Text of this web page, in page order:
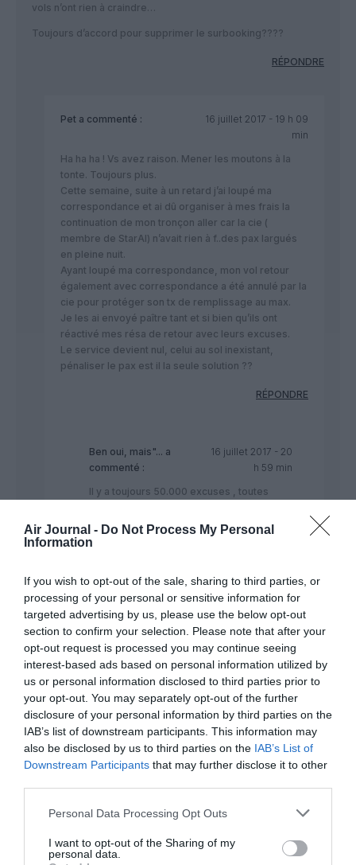
Air Journal - Do Not Process My Personal
Information
If you wish to opt-out of the sale, sharing to third parties, or
processing of your personal or sensitive information for
targeted advertising by us, please use the below opt-out
section to confirm your selection. Please note that after your
opt-out request is processed you may continue seeing
interest-based ads based on personal information utilized by
us or personal information disclosed to third parties prior to
your opt-out. You may separately opt-out of the further
disclosure of your personal information by third parties on the
IAB’s list of downstream participants. This information may
also be disclosed by us to third parties on the IAB’s List of
Downstream Participants that may further disclose it to other
Personal Data Processing Opt Outs
I want to opt-out of the Sharing of my
personal data.
vols n’ont rien à craindre…
Toujours d’accord pour supprimer le surbooking????
RÉPONDRE
Pet a commenté :
16 juillet 2017 - 19 h 09
min
Ha ha ha ! Vs avez raison. Mener les moutons à la
tonte. Toujours plus.
Cette semaine, suite à un retard j’ai loupé ma
correspondance et ai dû organiser à mes frais la
continuation de mon tronçon aller car la cie (
membre de StarAl) n’avait rien à f..des pax largués
en pleine nuit.
Ayant loupé ma correspondance, mon vol retour
également avec correspondance a été annulé par la
cie pour protéger son tx de remplissage au max.
Je les ai envoyé paître tant et si bien qu’ils ont
réactivé mes résa de retour avec leurs excuses.
Le service devient nul, celui au sol inexistant,
pénaliser le pax est il la seule solution ??
RÉPONDRE
Ben oui, mais"... a
commenté :
16 juillet 2017 - 20
h 59 min
Il y a toujours 50.000 excuses , toutes
expliquent que ce n’est pas, jamais, la
faute du client s’il n’est pas là pour son
actions le fait que ces vols loupes le sont
contre le gre des voyageurs..et que ce
n’est pas leur faute…
Ayant dit cela une question s’impose: ce
n’est pas votre faute, soit!!!, mais est ce
celle de la compagnie.???
Non? Pourtant, dans ce systeme, c’est elle
qui en supporte les conséquences..et voit
partir ses avions avec des sièges vides…
et en plus doit retrouver un autre Siege sur
un autre vol…Alors la question suivante
s’impose: pourquoi serait ce à la